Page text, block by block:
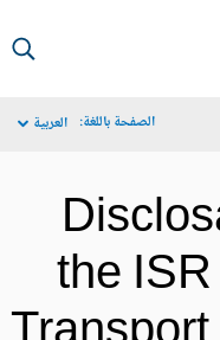
الصفحة باللغة: العربية
the